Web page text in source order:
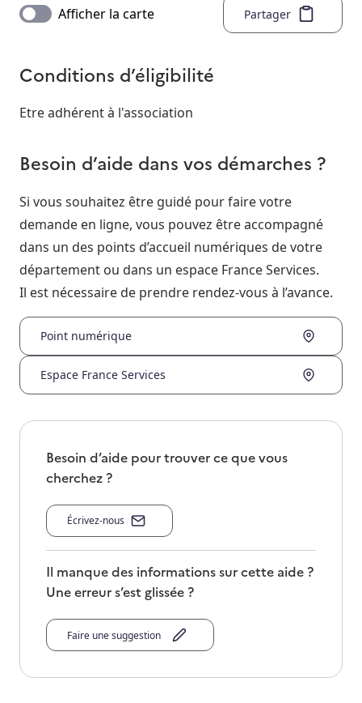
Afficher la carte Partager
Conditions d’éligibilité
Etre adhérent à l'association
Besoin d’aide dans vos démarches ?
Si vous souhaitez être guidé pour faire votre
demande en ligne, vous pouvez être accompagné
dans un des points d’accueil numériques de votre
département ou dans un espace France Services.
Il est nécessaire de prendre rendez-vous à l’avance.
Point numérique
Espace France Services
Besoin d’aide pour trouver ce que vous
cherchez ?
Écrivez-nous
Il manque des informations sur cette aide ?
Une erreur s’est glissée ?
Faire une suggestion